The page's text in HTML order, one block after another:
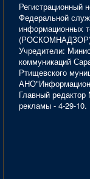
Регистрационный
Федеральной
информационных
Учредители:
коммуникаций
Ртищевского
Главный
рекламы - 4-29-10.